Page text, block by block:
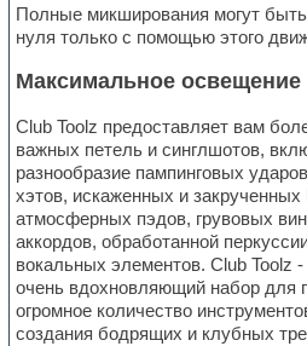
Полные микширования могут
нуля только с помощью этого
Максимальное освещение
Club Toolz предоставляет вам
важных петель и синглшотов,
разнообразие пампинговых
хэтов, искаженных и
атмосферных пэдов, грувовых
аккордов, обработанной
вокальных элементов. Club Toolz
очень вдохновляющий набор для
огромное количество
создания бодрящих и клубных